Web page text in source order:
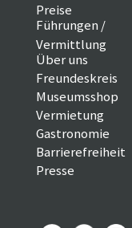
Preise
Führungen /
Vermittlung
Über uns
Freundeskreis
Museumsshop
Vermietung
Gastronomie
Barrierefreiheit
Presse